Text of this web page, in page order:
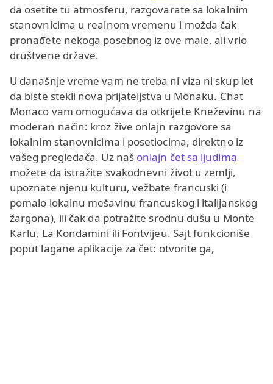
da osetite tu atmosferu, razgovarate sa lokalnim
stanovnicima u realnom vremenu i možda čak
pronađete nekoga posebnog iz ove male, ali vrlo
društvene države.
U današnje vreme vam ne treba ni viza ni skup let
da biste stekli nova prijateljstva u Monaku. Chat
Monaco vam omogućava da otkrijete Kneževinu na
moderan način: kroz žive onlajn razgovore sa
lokalnim stanovnicima i posetiocima, direktno iz
vašeg pregledača. Uz naš onlajn čet sa ljudima
možete da istražite svakodnevni život u zemlji,
upoznate njenu kulturu, vežbate francuski (i
pomalo lokalnu mešavinu francuskog i italijanskog
žargona), ili čak da potražite srodnu dušu u Monte
Karlu, La Kondamini ili Fontvijeu. Sajt funkcioniše
poput lagane aplikacije za čet: otvorite ga,